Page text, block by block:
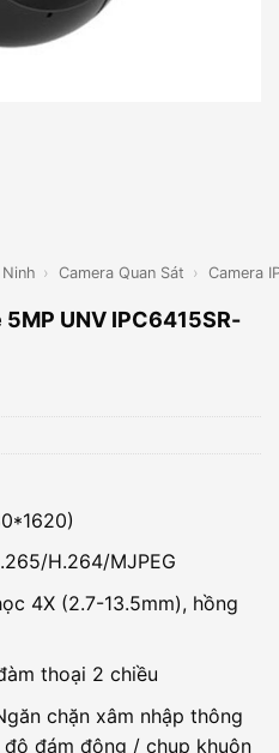
› Camera Quan Sát › Camera
UNV IPC6415SR-
H.264/MJPEG
4X (2.7-13.5mm), hồng
thoại 2 chiều
chặn xâm nhập thông
đám đông / chụp khuôn